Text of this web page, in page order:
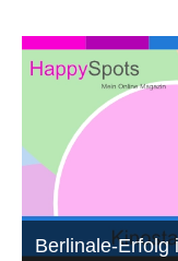
Berlinale-Erfolg